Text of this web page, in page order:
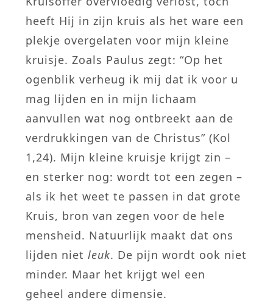
heeft Hij in zijn kruis als het ware een
plekje overgelaten voor mijn kleine
kruisje. Zoals Paulus zegt: “Op het
ogenblik verheug ik mij dat ik voor u
mag lijden en in mijn lichaam
aanvullen wat nog ontbreekt aan de
verdrukkingen van de Christus” (Kol
1,24). Mijn kleine kruisje krijgt zin –
en sterker nog: wordt tot een zegen –
als ik het weet te passen in dat grote
Kruis, bron van zegen voor de hele
mensheid. Natuurlijk maakt dat ons
lijden nietleuk. De pijn wordt ook niet
minder. Maar het krijgt wel een
geheel andere dimensie.